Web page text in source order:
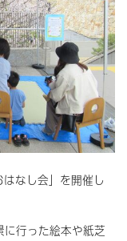
なし会」を開催し
行った絵本や紙芝